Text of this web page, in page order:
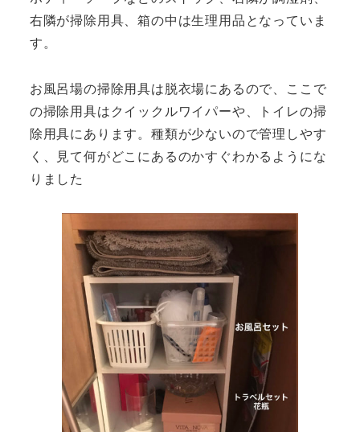
右隣が掃除用具、箱の中は生理用品となっていま
す。
お風呂場の掃除用具は脱衣場にあるので、ここで
の掃除用具はクイックルワイパーや、トイレの掃
除用具にあります。種類が少ないので管理しやす
く、見て何がどこにあるのかすぐわかるようにな
りました